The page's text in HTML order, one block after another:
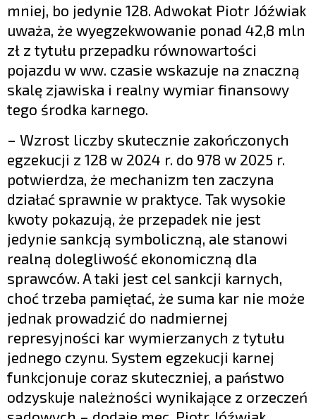
mniej, bo jedynie 128. Adwokat Piotr Jóźwiak
uważa, że wyegzekwowanie ponad 42,8 mln
zł z tytułu przepadku równowartości
pojazdu w ww. czasie wskazuje na znaczną
skalę zjawiska i realny wymiar finansowy
tego środka karnego.
– Wzrost liczby skutecznie zakończonych
egzekucji z 128 w 2024 r. do 978 w 2025 r.
potwierdza, że mechanizm ten zaczyna
działać sprawnie w praktyce. Tak wysokie
kwoty pokazują, że przepadek nie jest
jedynie sankcją symboliczną, ale stanowi
realną dolegliwość ekonomiczną dla
sprawców. A taki jest cel sankcji karnych,
choć trzeba pamiętać, że suma kar nie może
jednak prowadzić do nadmiernej
represyjności kar wymierzanych z tytułu
jednego czynu. System egzekucji karnej
funkcjonuje coraz skuteczniej, a państwo
odzyskuje należności wynikające z orzeczeń